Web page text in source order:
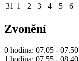
31 1 2 3 4 5 6
Zvonění
0 hodina: 07.05 - 07.50
1 hodina: 07.55 - 08.40